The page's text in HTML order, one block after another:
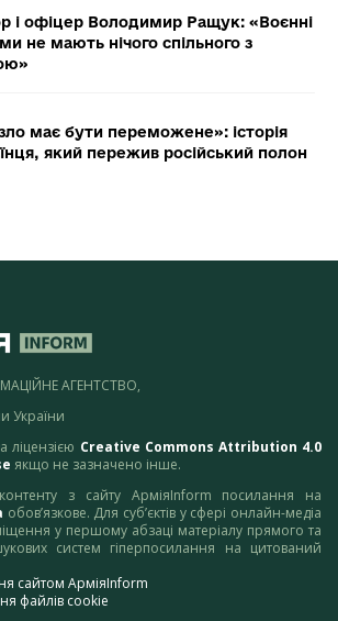
і офіцер Володимир Ращук: «Воєнні
не мають нічого спільного з
має бути переможене»: історія
який пережив російський полон
АГЕНТСТВО,
України
ліцензією Creative Commons Attribution 4.0
якщо не зазначено інше.
з сайту АрміяInform посилання на
обов’язкове. Для суб’єктів у сфері онлайн-медіа
у першому абзаці матеріалу прямого та
систем гіперпосилання на цитований
сайтом АрміяInform
файлів cookie